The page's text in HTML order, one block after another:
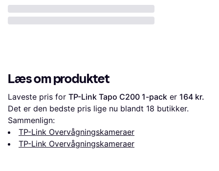
Læs om produktet
Laveste pris for TP-Link Tapo C200 1-pack er 164 kr.
Det er den bedste pris lige nu blandt 18 butikker.
Sammenlign:
TP-Link Overvågningskameraer
TP-Link Overvågningskameraer